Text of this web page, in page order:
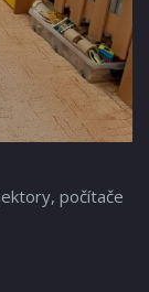
počítače